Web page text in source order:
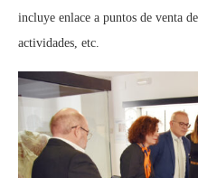
incluye enlace a puntos de venta
actividades, etc.